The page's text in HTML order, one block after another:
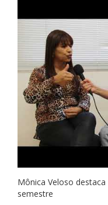
Mônica Veloso
semestre